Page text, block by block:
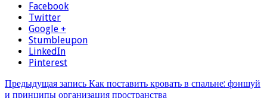
Facebook
Twitter
Google +
Stumbleupon
LinkedIn
Pinterest
Предыдущая запись Как поставить кровать в спальне: фэншуй
и принципы организация пространства